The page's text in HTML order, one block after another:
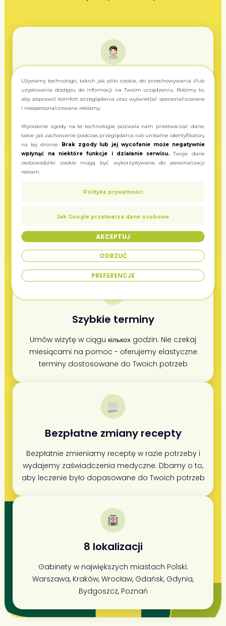
Doświadczeni lekarze
Nasi specjaliści przeszli dedykowane szkolenia z
zakresu medycyny konopnej i posiadają
wieloletnie doświadczenie w leczeniu różnych
schorzeń
naszej stronie. Umów wizytę w zaledwie kilka
kliknięć bez zbędnych formalności
Szybkie terminy
Umów wizytę w ciągu кількох godzin. Nie czekaj
miesiącami na pomoc - oferujemy elastyczne
terminy dostosowane do Twoich potrzeb
Bezpłatne zmiany recepty
Bezpłatnie zmieniamy receptę w razie potrzeby i
wydajemy zaświadczenia medyczne. Dbamy o to,
aby leczenie było dopasowane do Twoich potrzeb
8 lokalizacji
Gabinety w największych miastach Polski:
Warszawa, Kraków, Wrocław, Gdańsk, Gdynia,
Bydgoszcz, Poznań
Używamy technologii, takich jak pliki cookie, do przechowywania i/lub
uzyskiwania dostępu do informacji na Twoim urządzeniu. Robimy to,
aby poprawić komfort przeglądania oraz wyświetlać spersonalizowane
i niespersonalizowane reklamy.
Wyrażenie zgody na te technologie pozwala nam przetwarzać dane,
takie jak zachowanie podczas przeglądania lub unikalne identyfikatory
na tej stronie. Brak zgody lub jej wycofanie może negatywnie
wpłynąć na niektóre funkcje i działanie serwisu. Twoje dane
osobowe/pliki cookie mogą być wykorzystywane do personalizacji
reklam.
Polityka prywatności
Jak Google przetwarza dane osobowe
AKCEPTUJ
ODRZUĆ
PREFERENCJE